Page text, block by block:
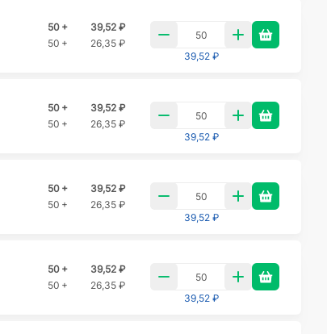
50 +
39,52 ₽
50 +
26,35 ₽
39,52 ₽
50 +
39,52 ₽
50 +
26,35 ₽
39,52 ₽
50 +
39,52 ₽
50 +
26,35 ₽
39,52 ₽
50 +
39,52 ₽
50 +
26,35 ₽
39,52 ₽